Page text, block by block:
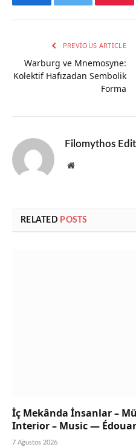
FacebookTwitter
PREVIOUS ARTICLE
Warburg ve Mnemosyne:
Kolektif Hafızadan Sembolik
Forma
Filomythos
Website
RELATED POSTS
İç Mekânda İnsanlar –
Interior – Music —
7 Ağustos 2026